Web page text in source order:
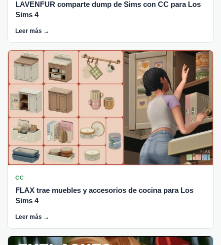
LAVENFUR comparte dump de Sims con CC para Los
Sims 4
Leer más →
CC
FLAX trae muebles y accesorios de cocina para Los
Sims 4
Leer más →